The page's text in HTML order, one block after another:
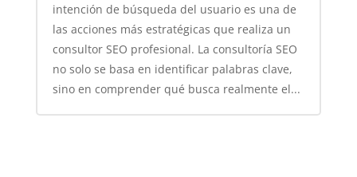
intención de búsqueda del usuario es una de
las acciones más estratégicas que realiza un
consultor SEO profesional. La consultoría SEO
no solo se basa en identificar palabras clave,
sino en comprender qué busca realmente el...